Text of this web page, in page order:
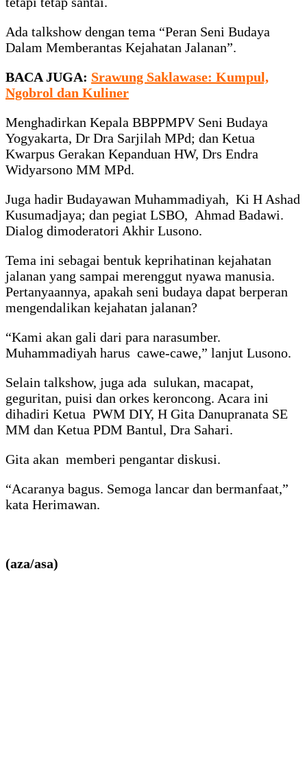
Ada talkshow dengan tema “Peran Seni Budaya
Dalam Memberantas Kejahatan Jalanan”.
BACA JUGA: Srawung Saklawase: Kumpul,
Ngobrol dan Kuliner
Menghadirkan Kepala BBPPMPV Seni Budaya
Yogyakarta, Dr Dra Sarjilah MPd; dan Ketua
Kwarpus Gerakan Kepanduan HW, Drs Endra
Widyarsono MM MPd.
Juga hadir Budayawan Muhammadiyah, Ki H Ashad
Kusumadjaya; dan pegiat LSBO, Ahmad Badawi.
Dialog dimoderatori Akhir Lusono.
Tema ini sebagai bentuk keprihatinan kejahatan
jalanan yang sampai merenggut nyawa manusia.
Pertanyaannya, apakah seni budaya dapat berperan
mengendalikan kejahatan jalanan?
“Kami akan gali dari para narasumber.
Muhammadiyah harus cawe-cawe,” lanjut Lusono.
Selain talkshow, juga ada sulukan, macapat,
geguritan, puisi dan orkes keroncong. Acara ini
dihadiri Ketua PWM DIY, H Gita Danupranata SE
MM dan Ketua PDM Bantul, Dra Sahari.
Gita akan memberi pengantar diskusi.
“Acaranya bagus. Semoga lancar dan bermanfaat,”
kata Herimawan.
(aza/asa)